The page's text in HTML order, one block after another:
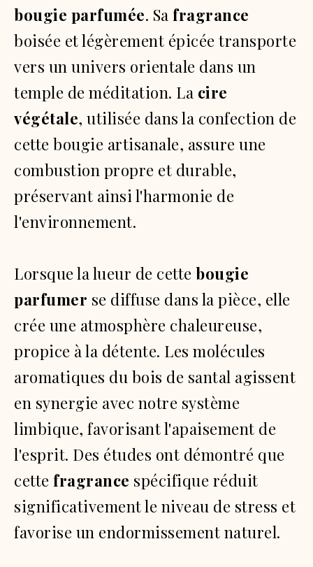
bougie parfumée. Sa fragrance
boisée et légèrement épicée transporte
vers un univers orientale dans un
temple de méditation. La cire
végétale, utilisée dans la confection de
cette bougie artisanale, assure une
combustion propre et durable,
préservant ainsi l'harmonie de
l'environnement.
Lorsque la lueur de cette bougie
parfumer se diffuse dans la pièce, elle
crée une atmosphère chaleureuse,
propice à la détente. Les molécules
aromatiques du bois de santal agissent
en synergie avec notre système
limbique, favorisant l'apaisement de
l'esprit. Des études ont démontré que
cette fragrance spécifique réduit
significativement le niveau de stress et
favorise un endormissement naturel.